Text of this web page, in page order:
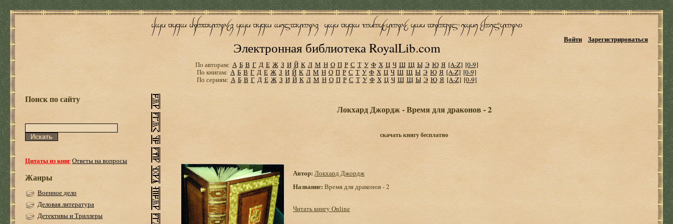
Электронная библиотека RoyalLib.com
Войти Зарегистрироваться
По авторам: А Б В Г Д Е Ж З И Й К Л М Н О П Р С Т У Ф Х Ц Ч Ш Щ Ы Э Ю Я [A-Z] [0-9]
По книгам: А Б В Г Д Е Ж З И Й К Л М Н О П Р С Т У Ф Х Ц Ч Ш Щ Ы Э Ю Я [A-Z] [0-9]
По сериям: А Б В Г Д Е Ж З И Й К Л М Н О П Р С Т У Ф Х Ц Ч Ш Щ Ы Э Ю Я [A-Z] [0-9]
Поиск по сайту
Цитаты из книгОтветы на вопросы
Жанры
Военное дело
Деловая литература
Детективы и Триллеры
Локхард Джордж - Время для драконов - 2
скачать книгу бесплатно
Автор: Локхард Джордж
Название: Время для драконов - 2
Читать книгу Online